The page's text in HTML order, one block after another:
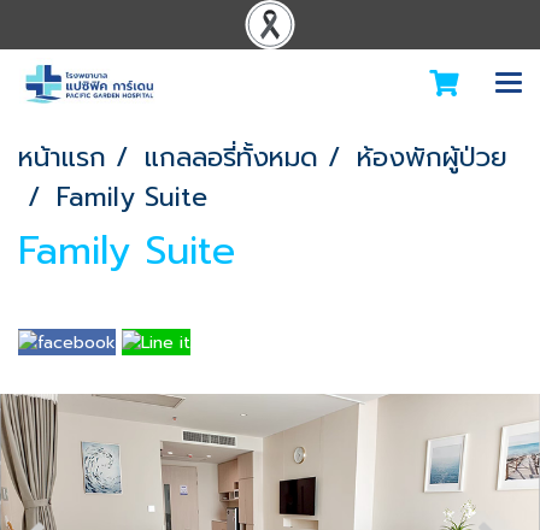
หน้าแรก แกลลอรี่ทั้งหมด
ห้องพักผู้ป่วย
Family Suite
Family Suite